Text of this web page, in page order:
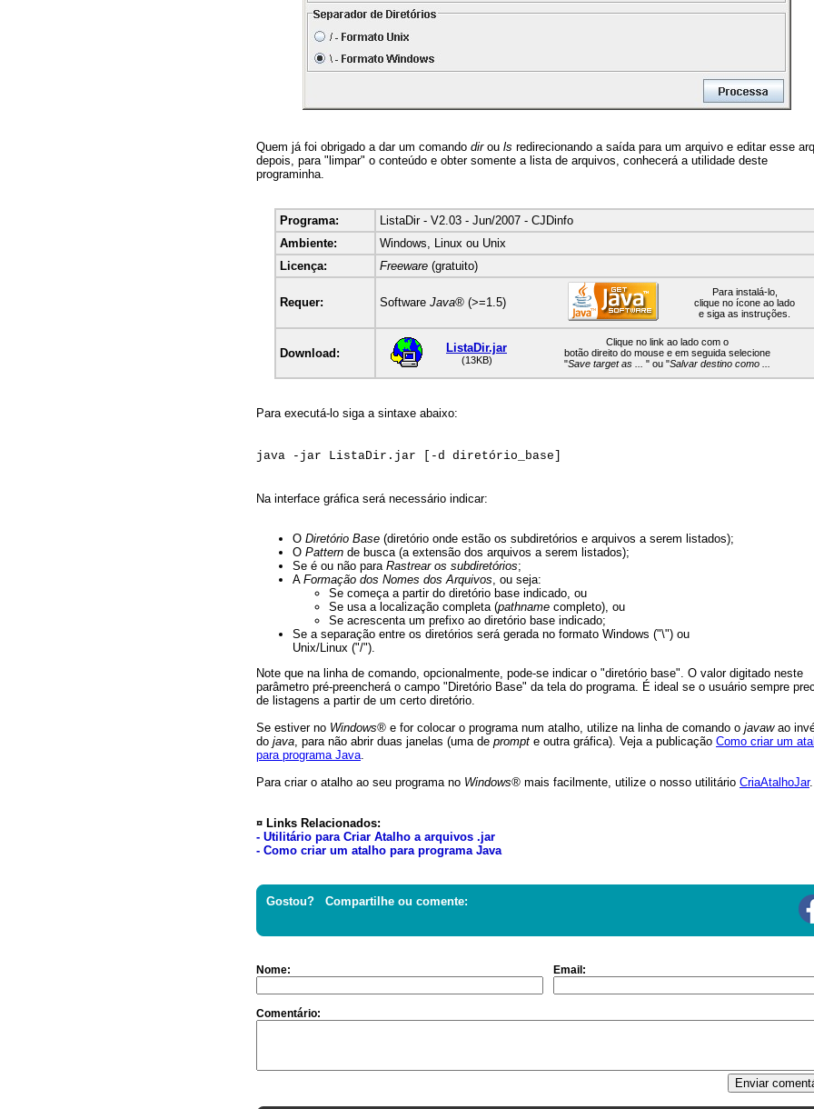
Quem já foi obrigado a dar um comando dirou ls redirecionando a saída para um arquivo e editar esse
depois, para "limpar" o conteúdo e obter somente a lista de arquivos, conhecerá a utilidade deste
programinha.
Programa:
ListaDir - V2.03 - Jun/2007 - CJDinfo
Ambiente:
Windows, Linux ou Unix
Licença:
Freeware (gratuito)
Requer: Software Java® (>=1.5)
Para instalá-lo,
clique no ícone ao lado
e siga as instruções.
Download: ListaDir.jar
(13KB)
Clique no link ao lado com o
botão direito do mouse e em seguida selecione
"Save target as ... " ou "Salvar destino como ...
Para executá-lo siga a sintaxe abaixo:
java -jar ListaDir.jar [-d diretório_base]
Na interface gráfica será necessário indicar:
O Diretório Base (diretório onde estão os subdiretórios e arquivos a serem listados);
O Pattern de busca (a extensão dos arquivos a serem listados);
Se é ou não para Rastrear os subdiretórios;
A Formação dos Nomes dos Arquivos , ou seja:
Se começa a partir do diretório base indicado, ou
Se usa a localização completa (pathname completo), ou
Se acrescenta um prefixo ao diretório base indicado;
Se a separação entre os diretórios será gerada no formato Windows ("\") ou
Unix/Linux ("/").
Note que na linha de comando, opcionalmente, pode-se indicar o "diretório base". O valor digitado neste
parâmetro pré-preencherá o campo "Diretório Base" da tela do programa. É ideal se o usuário sempre
de listagens a partir de um certo diretório.
Se estiver no Windows® e for colocar o programa num atalho, utilize na linha de comando o javawao
do java, para não abrir duas janelas (uma de prompt e outra gráfica). Veja a publicação Como criar um
para programa Java.
Para criar o atalho ao seu programa no Windows® mais facilmente, utilize o nosso utilitário CriaAtalhoJar.
¤ Links Relacionados:
- Utilitário para Criar Atalho a arquivos .jar
- Como criar um atalho para programa Java
Gostou? Compartilhe ou comente:
Nome: Email:
Comentário: